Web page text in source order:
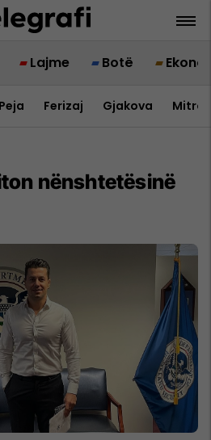
Lajme Botë
Peja Ferizaj Gjakova
nënshtetësinë